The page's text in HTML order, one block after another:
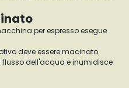
per espresso esegue
deve essere macinato
flusso dell'acqua e inumidisce